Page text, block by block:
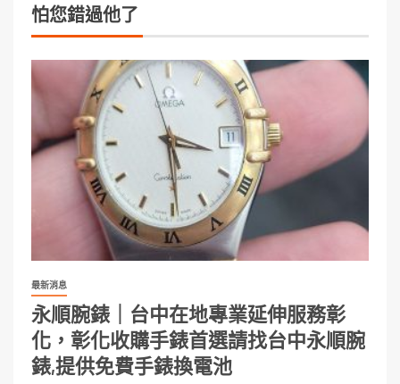
怕您錯過他了
最新消息
永順腕錶｜台中在地專業延伸服務彰
化，彰化收購手錶首選請找台中永順腕
錶,提供免費手錶換電池